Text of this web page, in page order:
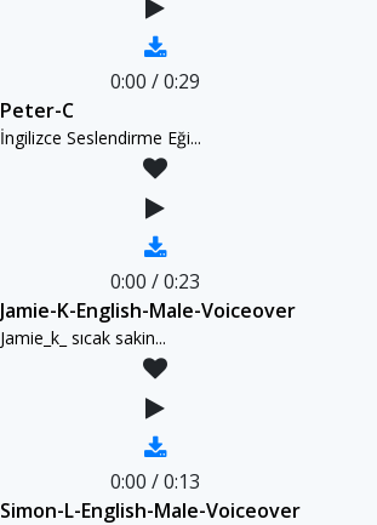
0:00 /0:29
Peter-C
İngilizce Seslendirme Eği...
0:00 /0:23
Jamie-K-English-Male-Voiceover
Jamie_k_ sıcak sakin...
0:00 /0:13
Simon-L-English-Male-Voiceover